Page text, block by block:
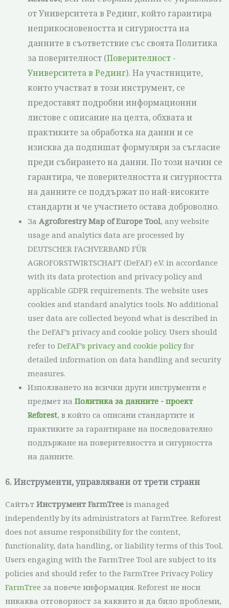
от Университета в Рединг, който гарантира
неприкосновеността и сигурността на
данните в съответствие със своята Политика
за поверителност (Поверителност -
Университета в Рединг). На участниците,
които участват в този инструмент, се
предоставят подробни информационни
листове с описание на целта, обхвата и
практиките за обработка на данни и се
изисква да подпишат формуляри за съгласие
преди събирането на данни. По този начин се
гарантира, че поверителността и сигурността
на данните се поддържат по най-високите
стандарти и че участието остава доброволно.
За Agroforestry Map of Europe Tool, any website
usage and analytics data are processed by
DEUTSCHER FACHVERBAND FÜR
AGROFORSTWIRTSCHAFT (DeFAF) e.V. in accordance
with its data protection and privacy policy and
applicable GDPR requirements. The website uses
cookies and standard analytics tools. No additional
user data are collected beyond what is described in
the DeFAF’s privacy and cookie policy. Users should
refer to DeFAF’s privacy and cookie policyfor
detailed information on data handling and security
measures.
Използването на всички други инструменти е
предмет на Политика за данните - проект
Reforest, в който са описани стандартите и
практиките за гарантиране на последователно
поддържане на поверителността и сигурността
на данните.
6. Инструменти, управлявани от трети страни
Сайтът Инструмент FarmTree is managed
independently by its administrators at FarmTree. Reforest
does not assume responsibility for the content,
functionality, data handling, or liability terms of this Tool.
Users engaging with the FarmTree Tool are subject to its
policies and should refer to the FarmTree Privacy Policy
FarmTree за повече информация. Reforest не носи
никаква отговорност за каквито и да било проблеми,